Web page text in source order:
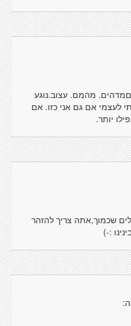
מהמם. עצוב.נוגע
לעצמי אם גם אני כזו. אם
יותר.
שכמוך,אתה צריך להזהר
:-)